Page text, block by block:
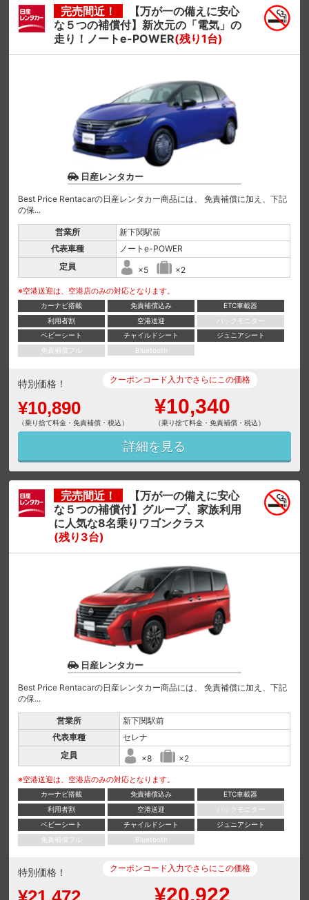
完売間近！
【万が一の備えに安心
な５つの補償付】新次元の「電気」の
走り！ノートe-POWER(残り1台)
日産レンタカー
Best Price Rentacarの日産レンタカー商品には、 免責補償に加え、下記
の保...
営業所
新下関駅前
代表車種
ノートe-POWER
定員
×5 ×2
※空港送迎は、空港店のみの対応となります。
カーナビ搭載 免責補償込み
ETC車載器
利用者割
空港送迎
バックモニター
ベビーシート
チャイルドシート
ジュニアシート
免責補償フル
Bluetooth
特別価格！
¥10,890
（乗り捨て料金・免責補償・税込）
クーポンコード入力でさらにこの価格
¥10,340
（乗り捨て料金・免責補償・税込）
詳細を見る
完売間近！
【万が一の備えに安心
な５つの補償付】グループ、家族利用
に人気な8名乗りワゴンクラス
(残り3台)
日産レンタカー
Best Price Rentacarの日産レンタカー商品には、 免責補償に加え、下記
の保...
営業所
新下関駅前
代表車種
セレナ
定員
×8 ×2
※空港送迎は、空港店のみの対応となります。
カーナビ搭載 免責補償込み
ETC車載器
利用者割
空港送迎
バックモニター
ベビーシート
チャイルドシート
ジュニアシート
免責補償フル
Bluetooth
特別価格！ クーポンコード入力でさらにこの価格
¥20,922